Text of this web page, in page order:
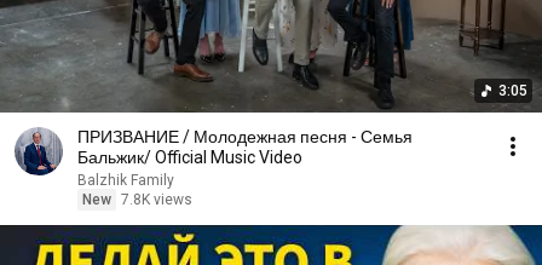
3:05
ПРИЗВАНИЕ / Молодежная песня - Семья
Бальжик/ Official Music Video
Balzhik Family
New 7.8K views